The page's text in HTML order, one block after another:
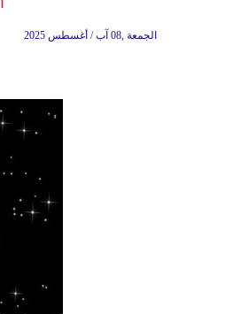
الجمعة ,08 آب / أغسطس 2025